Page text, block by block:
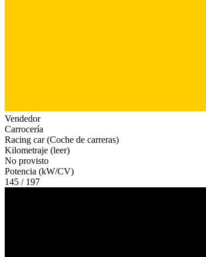
Vendedor
Carrocería
Racing car (Coche de carreras)
Kilometraje (leer)
No provisto
Potencia (kW/CV)
145 / 197